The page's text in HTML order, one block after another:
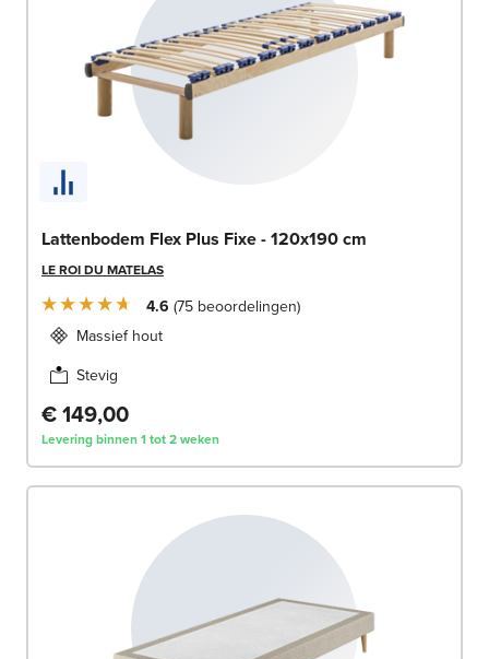
Lattenbodem Flex Plus Fixe - 120x190 cm
LE ROI DU MATELAS
4.6 75 beoordelingen
Massief hout
Stevig
€ 149,00
Levering binnen 1 tot 2 weken